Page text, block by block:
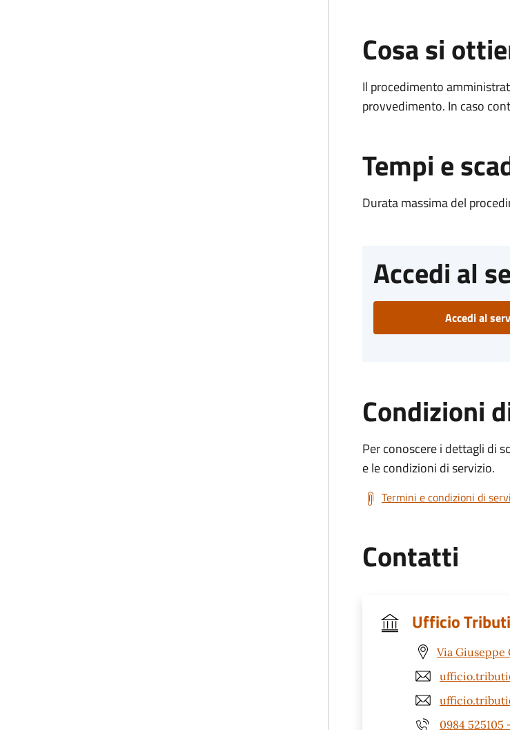
Cosa si
Il procedimento
provvedimento. In caso
Tempi e
Durata massima del
Accedi al
Accedi al
Condizioni
Per conoscere i dettagli di
e le condizioni di servizio.
Termini e condizioni di
Contatti
Ufficio Tributi
Via Giuseppe
0984